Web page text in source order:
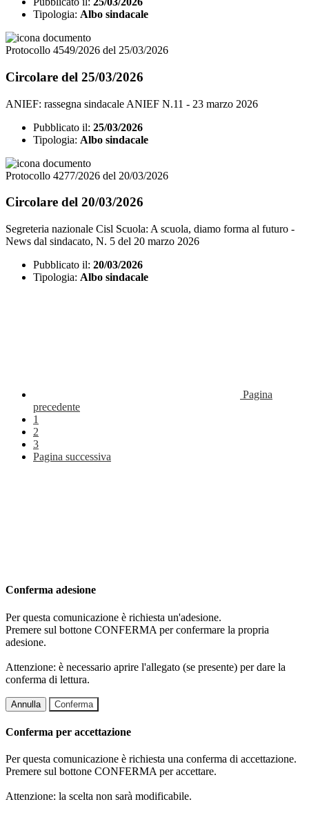
Tipologia: Albo sindacale
Protocollo 4549/2026 del 25/03/2026
Circolare del 25/03/2026
ANIEF: rassegna sindacale ANIEF N.11 - 23 marzo 2026
Pubblicato il: 25/03/2026
Tipologia: Albo sindacale
Protocollo 4277/2026 del 20/03/2026
Circolare del 20/03/2026
Segreteria nazionale Cisl Scuola: A scuola, diamo forma al futuro -
News dal sindacato, N. 5 del 20 marzo 2026
Pubblicato il: 20/03/2026
Tipologia: Albo sindacale
Pagina
precedente
1
2
3
Pagina successiva
Conferma adesione
Per questa comunicazione è richiesta un'adesione.
Premere sul bottone CONFERMA per confermare la propria
adesione.
Attenzione: è necessario aprire l'allegato (se presente) per dare la
conferma di lettura.
Annulla Conferma
Conferma per accettazione
Per questa comunicazione è richiesta una conferma di accettazione.
Premere sul bottone CONFERMA per accettare.
Attenzione: la scelta non sarà modificabile.